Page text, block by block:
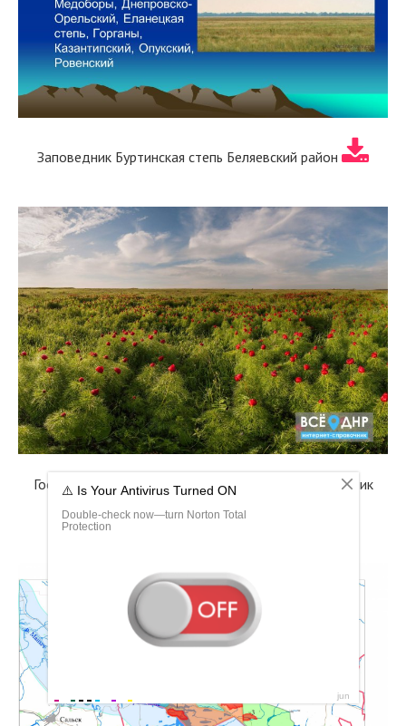
Заповедник Буртинская степь Беляевский район
Государственный природный биосферный заповедник
«Ростовский»